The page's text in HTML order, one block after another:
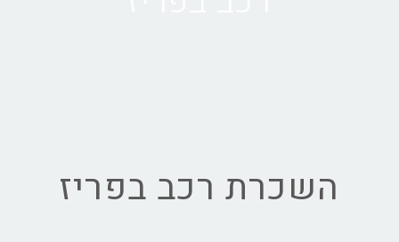
השכרת רכב בפריז